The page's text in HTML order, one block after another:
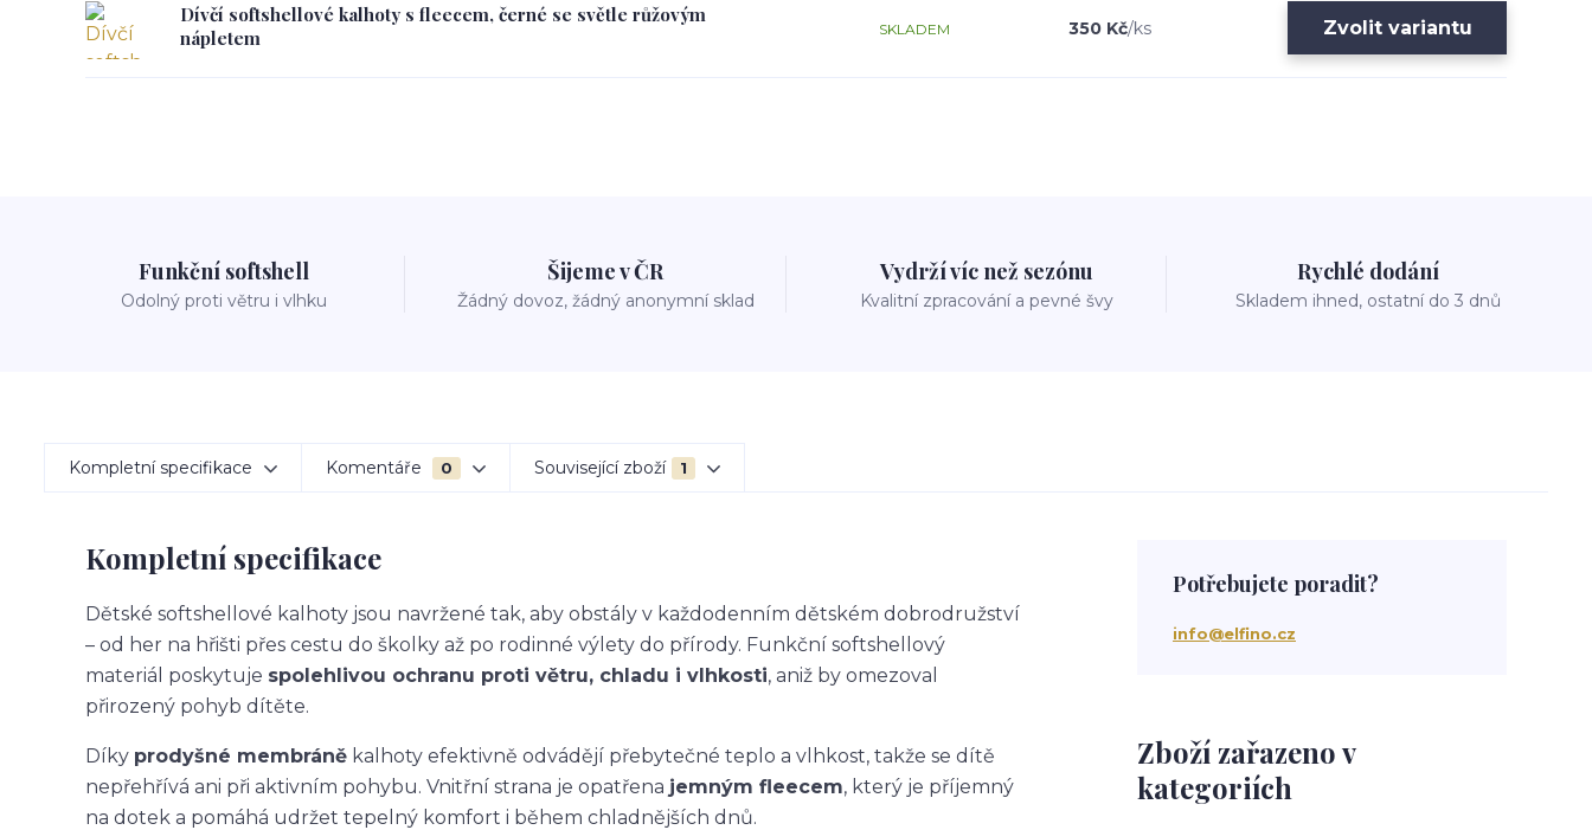
Dívčí softshellové kalhoty s fleecem, černé se světle růžovým
nápletem
350 Kč/ks
SKLADEM Zvolit variantu
Funkční softshell
Odolný proti větru i vlhku
Šijeme v ČR
Žádný dovoz, žádný anonymní sklad
Vydrží víc než sezónu
Kvalitní zpracování a pevné švy
Rychlé dodání
Skladem ihned, ostatní do 3 dnů
Kompletní specifikace Komentáře 0 Související zboží 1
Kompletní specifikace
Dětské softshellové kalhoty jsou navržené tak, aby obstály v každodenním dětském dobrodružství
– od her na hřišti přes cestu do školky až po rodinné výlety do přírody. Funkční softshellový
materiál poskytuje spolehlivou ochranu proti větru, chladu i vlhkosti, aniž by omezoval
přirozený pohyb dítěte.
Díky prodyšné membráně kalhoty efektivně odvádějí přebytečné teplo a vlhkost, takže se dítě
nepřehřívá ani při aktivním pohybu. Vnitřní strana je opatřena jemným fleecem, který je příjemný
na dotek a pomáhá udržet tepelný komfort i během chladnějších dnů.
Zboží zařazeno v
kategoriích
Potřebujete poradit?
info@elfino.cz